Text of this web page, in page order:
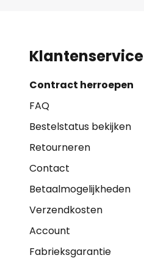
Klantenservice
Contract herroepen
FAQ
Bestelstatus bekijken
Retourneren
Contact
Betaalmogelijkheden
Verzendkosten
Account
Fabrieksgarantie